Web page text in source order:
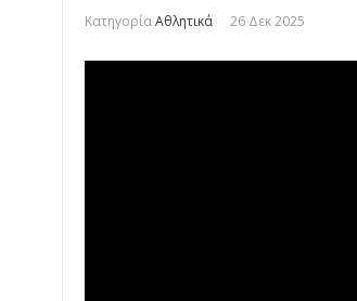
ΚατηγορίαΑθλητικά 26 Δεκ 2025